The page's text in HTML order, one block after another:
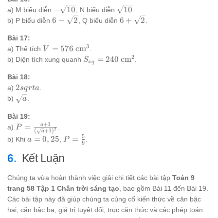
a) M biểu diễn -
\sqrt{10}
− 10, N biểu diễn \sqrt{10}
10.
b) P biểu diễn 6 -
6 − 2, Q biểu diễn 6 +
6 + 2.
Bài 17:
a) Thể tích V =
576
V = 576 cm3.
b) Diện tích xung quanh S_{xq}
Sxq = 240 cm2.
Bài 18:
a) 2sqrt{a}
2sqrta.
b) \sqrt{a}
a.
Bài 19:
a) P =
\frac{a +
{(\sqrt{a}
+ 1)^2}
P = ( a+1)2
a+1
b) Khi a =
a = 0, 25 P =
\frac{5}
{9}
P = 9
5
Kết Luận
Chúng ta vừa hoàn thành việc giải chi tiết các bài tập Toán 9
trang 58 Tập 1 Chân trời sáng tạo , bao gồm Bài 11 đến Bài 19.
Các bài tập này đã giúp chúng ta củng cố kiến thức về căn bậc
hai, căn bậc ba, giá trị tuyệt đối, trục căn thức và các phép toán